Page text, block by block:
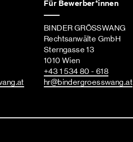
.at
Für Bewerber*innen
BINDER GRÖSSWANG
Rechtsanwälte GmbH
Sterngasse 13
1010 Wien
+43 1 534 80 - 618
hr@bindergroesswang.at